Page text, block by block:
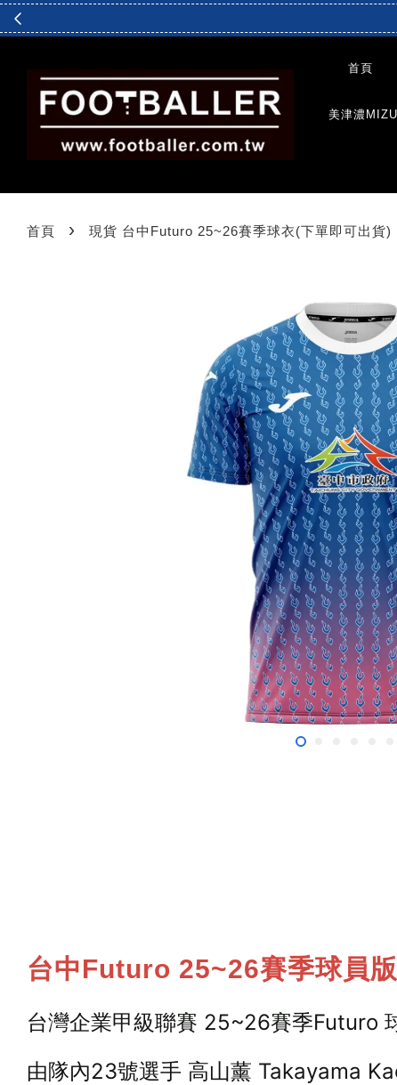
首頁
美津濃
首頁 › 現貨 台中Futuro 25~26賽季球衣(下單即可出貨)
台中Futuro 25~26賽季球員
台灣企業甲級聯賽 25~26賽季Futuro
由隊內23號選手 高山薰 Takayama